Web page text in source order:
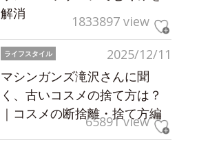
解消
1833897 view
2025/12/11
ライフスタイル
マシンガンズ滝沢さんに聞
く、古いコスメの捨て方は？
｜コスメの断捨離・捨て方編
65891 view